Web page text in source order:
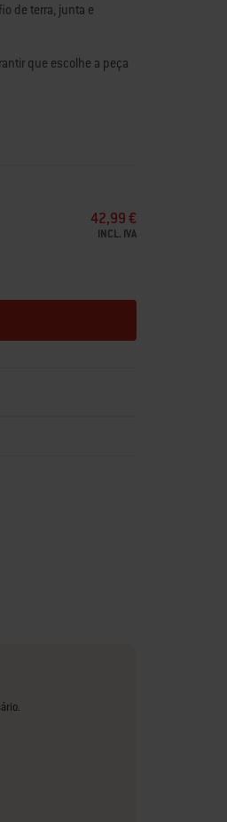
de terra, junta e
que escolhe a peça
42,99 €
INCL. IVA